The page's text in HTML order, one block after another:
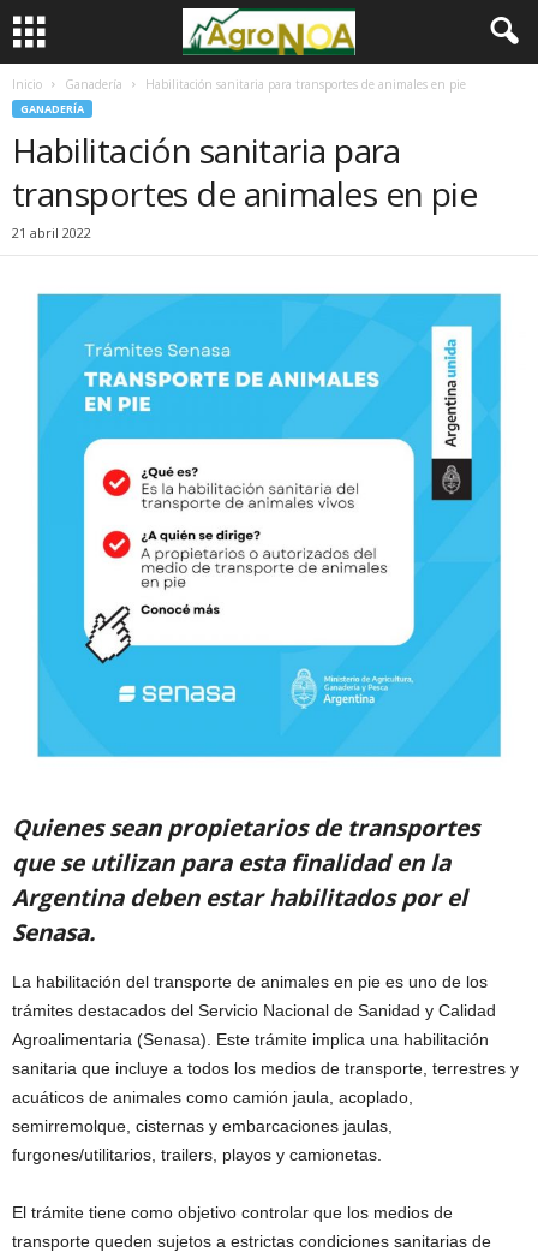
Inicio Ganadería Habilitación sanitaria para transportes de animales en pie
GANADERÍA
Habilitación sanitaria para
transportes de animales en pie
21 abril 2022
Quienes sean propietarios de transportes
que se utilizan para esta finalidad en la
Argentina deben estar habilitados por el
Senasa.
La habilitación del transporte de animales en pie es uno de los
trámites destacados del Servicio Nacional de Sanidad y Calidad
Agroalimentaria (Senasa). Este trámite implica una habilitación
sanitaria que incluye a todos los medios de transporte, terrestres y
acuáticos de animales como camión jaula, acoplado,
semirremolque, cisternas y embarcaciones jaulas,
furgones/utilitarios, trailers, playos y camionetas.
El trámite tiene como objetivo controlar que los medios de
transporte queden sujetos a estrictas condiciones sanitarias de